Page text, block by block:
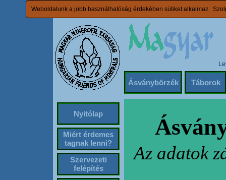
Weboldalunk a jobb használhatóság érdekében sütiket alkalmaz.
Ásványbörzék Táborok
Nyitólap
Miért érdemes
tagnak lenni?
Szervezeti
felépítés
Az adatok